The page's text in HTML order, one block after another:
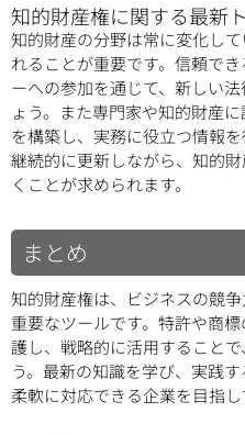
知的財産権に関する最新
知的財産の分野は常に変化し
れることが重要です。信頼で
ーへの参加を通じて、新しい
ょう。また専門家や知的財産
を構築し、実務に役立つ情報
継続的に更新しながら、知的
くことが求められます。
まとめ
知的財産権は、ビジネスの競
重要なツールです。特許や商
護し、戦略的に活用すること
う。最新の知識を学び、実践
柔軟に対応できる企業を目指し